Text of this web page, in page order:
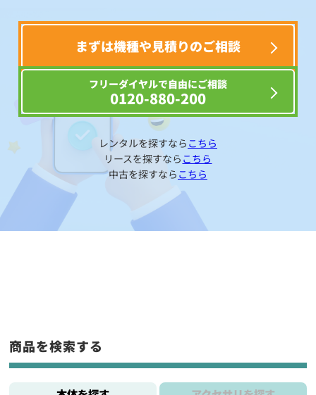
まずは機種や見積りのご相談
フリーダイヤルで自由にご相談
0120-880-200
レンタルを探すなら こちら
リースを探すなら こちら
中古を探すなら こちら
商品を検索する